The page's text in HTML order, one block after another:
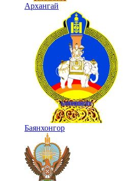
Архангай
Баянхонгор